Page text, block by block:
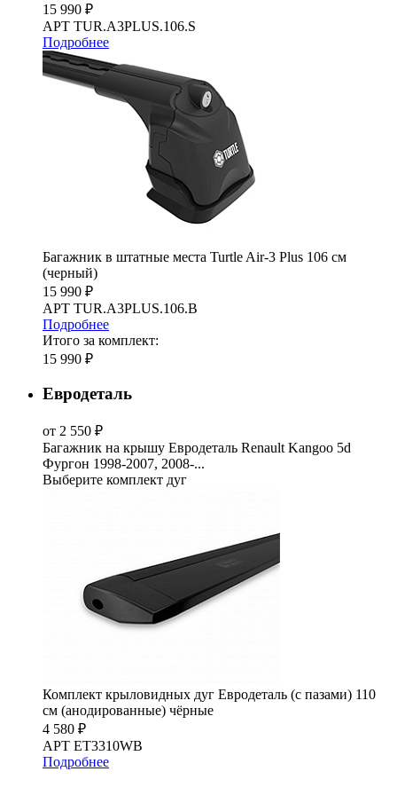
15 990 ₽
АРТ TUR.A3PLUS.106.S
Подробнее
Багажник в штатные места Turtle Air-3 Plus 106 см
(черный)
15 990 ₽
АРТ TUR.A3PLUS.106.B
Подробнее
Итого за комплект:
15 990 ₽
Евродеталь
от 2 550 ₽
Багажник на крышу Евродеталь Renault Kangoo 5d
Фургон 1998-2007, 2008-...
Выберите комплект дуг
Комплект крыловидных дуг Евродеталь (с пазами) 110
см (анодированные) чёрные
4 580 ₽
АРТ ET3310WB
Подробнее